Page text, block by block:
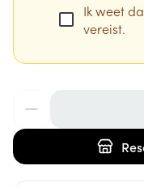
Ik weet
vereist.